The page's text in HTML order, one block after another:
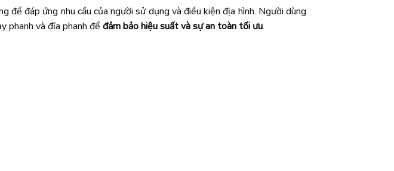
để đáp ứng nhu cầu của người sử dụng và điều kiện địa hình. Người dùng
phanh và đĩa phanh để đảm bảo hiệu suất và sự an toàn tối ưu.